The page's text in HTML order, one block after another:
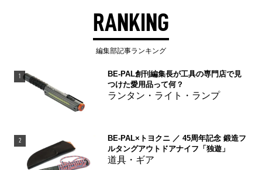
RANKING
編集部記事ランキング
1
BE-PAL創刊編集長が工具の専門店で見
つけた愛用品って何？
ランタン・ライト・ランプ
2
BE-PAL×トヨクニ ／ 45周年記念 鍛造フ
ルタングアウトドアナイフ「独遊」
道具・ギア